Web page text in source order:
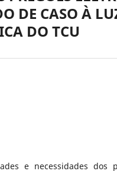
DE CASO À
DO TCU
e necessidades dos